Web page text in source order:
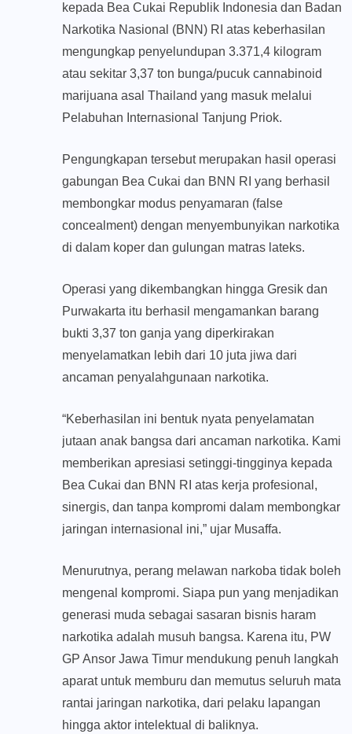
kepada Bea Cukai Republik Indonesia dan Badan
Narkotika Nasional (BNN) RI atas keberhasilan
mengungkap penyelundupan 3.371,4 kilogram
atau sekitar 3,37 ton bunga/pucuk cannabinoid
marijuana asal Thailand yang masuk melalui
Pelabuhan Internasional Tanjung Priok.
Pengungkapan tersebut merupakan hasil operasi
gabungan Bea Cukai dan BNN RI yang berhasil
membongkar modus penyamaran (false
concealment) dengan menyembunyikan narkotika
di dalam koper dan gulungan matras lateks.
Operasi yang dikembangkan hingga Gresik dan
Purwakarta itu berhasil mengamankan barang
bukti 3,37 ton ganja yang diperkirakan
menyelamatkan lebih dari 10 juta jiwa dari
ancaman penyalahgunaan narkotika.
“Keberhasilan ini bentuk nyata penyelamatan
jutaan anak bangsa dari ancaman narkotika. Kami
memberikan apresiasi setinggi-tingginya kepada
Bea Cukai dan BNN RI atas kerja profesional,
sinergis, dan tanpa kompromi dalam membongkar
jaringan internasional ini,” ujar Musaffa.
Menurutnya, perang melawan narkoba tidak boleh
mengenal kompromi. Siapa pun yang menjadikan
generasi muda sebagai sasaran bisnis haram
narkotika adalah musuh bangsa. Karena itu, PW
GP Ansor Jawa Timur mendukung penuh langkah
aparat untuk memburu dan memutus seluruh mata
rantai jaringan narkotika, dari pelaku lapangan
hingga aktor intelektual di baliknya.